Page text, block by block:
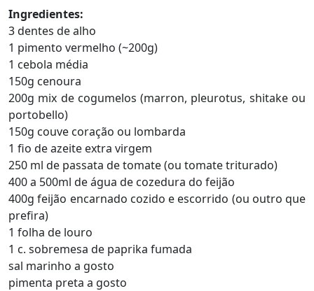
Ingredientes:
3 dentes de alho
1 pimento vermelho (~200g)
1 cebola média
150g cenoura
200g mix de cogumelos (marron, pleurotus, shitake ou
portobello)
150g couve coração ou lombarda
1 fio de azeite extra virgem
250 ml de passata de tomate (ou tomate triturado)
400 a 500ml de água de cozedura do feijão
400g feijão encarnado cozido e escorrido (ou outro que
prefira)
1 folha de louro
1 c. sobremesa de paprika fumada
sal marinho a gosto
pimenta preta a gosto